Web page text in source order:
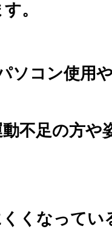
。
ソコン使用
不足の方や
くくなって